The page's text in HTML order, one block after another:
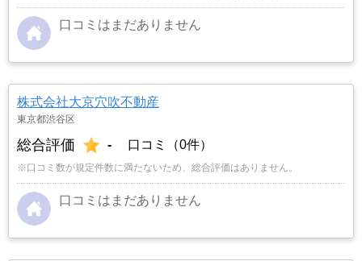
口コミはまだありません
株式会社大京穴吹不動産
東京都渋谷区
総合評価 - 口コミ（0件）
※口コミ数が規定件数に満たないため、総合評価はありません。
口コミはまだありません